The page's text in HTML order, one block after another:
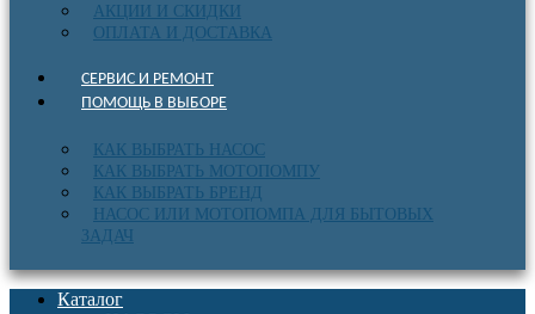
АКЦИИ И СКИДКИ
ОПЛАТА И ДОСТАВКА
СЕРВИС И РЕМОНТ
ПОМОЩЬ В ВЫБОРЕ
КАК ВЫБРАТЬ НАСОС
КАК ВЫБРАТЬ МОТОПОМПУ
КАК ВЫБРАТЬ БРЕНД
НАСОС ИЛИ МОТОПОМПА ДЛЯ БЫТОВЫХ
ЗАДАЧ
Каталог